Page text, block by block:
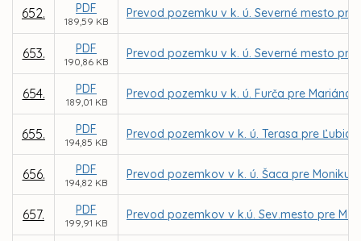
652. PDF
189,59 KB
Prevod pozemku v k. ú. Severné mesto pre
653. PDF
190,86 KB
Prevod pozemku v k. ú. Severné mesto
654. PDF
189,01 KB
Prevod pozemku v k. ú. Furča pre Mariána
655. PDF
194,85 KB
Prevod pozemkov v k. ú. Terasa pre Ľubicu
656. PDF
194,82 KB
Prevod pozemkov v k. ú. Šaca pre Moniku
657. PDF
199,91 KB
Prevod pozemkov v k.ú. Sev.mesto pre M.